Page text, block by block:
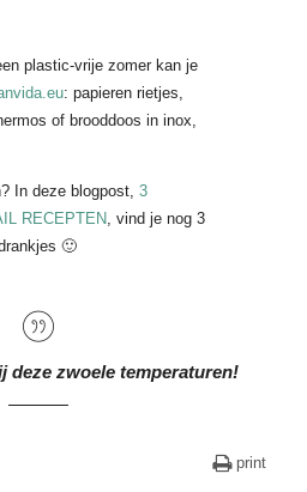
plastic-vrije zomer kan je
: papieren rietjes,
of brooddoos in inox,
In deze blogpost, 3
RECEPTEN, vind je nog 3
🙂
deze zwoele temperaturen!
print